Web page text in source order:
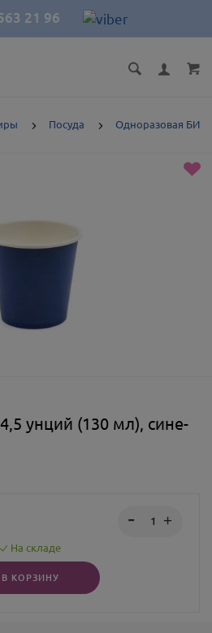
21 96
Посуда Одноразовая БИО
унций (130 мл), сине-
На складе
В КОРЗИНУ